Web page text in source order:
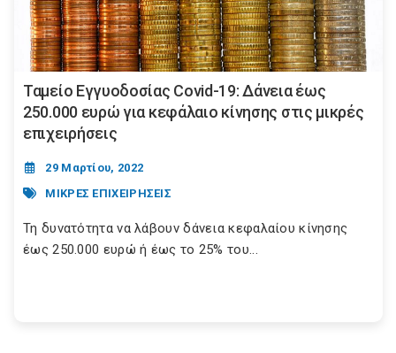
Ταμείο Εγγυοδοσίας Covid-19: Δάνεια έως
250.000 ευρώ για κεφάλαιο κίνησης στις μικρές
επιχειρήσεις
29 Μαρτίου, 2022
ΜΙΚΡΕΣ ΕΠΙΧΕΙΡΗΣΕΙΣ
Τη δυνατότητα να λάβουν δάνεια κεφαλαίου κίνησης
έως 250.000 ευρώ ή έως το 25% του...